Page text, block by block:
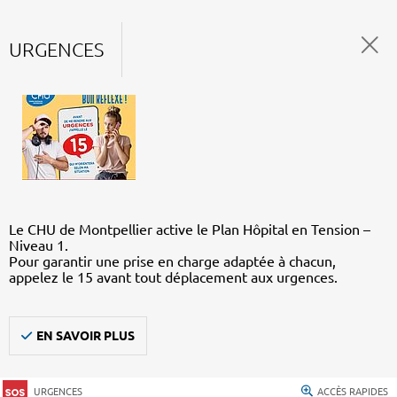
URGENCES
Le CHU de Montpellier active le Plan Hôpital en Tension –
Niveau 1.
Pour garantir une prise en charge adaptée à chacun,
appelez le 15 avant tout déplacement aux urgences.
EN SAVOIR PLUS
URGENCES ACCÈS RAPIDES